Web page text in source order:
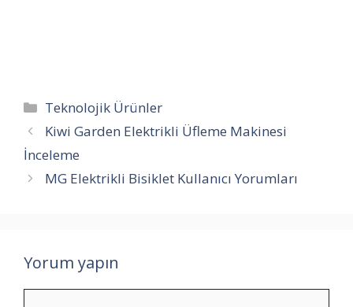
Kategoriler
Teknolojik Ürünler
Kiwi Garden Elektrikli Üfleme Makinesi
İnceleme
MG Elektrikli Bisiklet Kullanıcı Yorumları
Yorum yapın